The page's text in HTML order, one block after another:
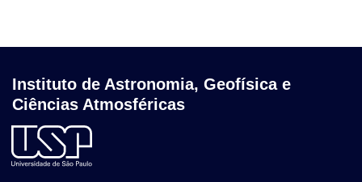
Instituto de Astronomia, Geofísica e
Ciências Atmosféricas